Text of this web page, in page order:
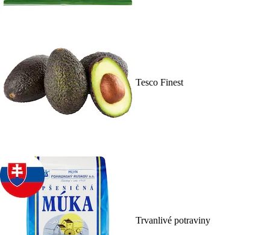
Tesco Finest
Trvanlivé potraviny